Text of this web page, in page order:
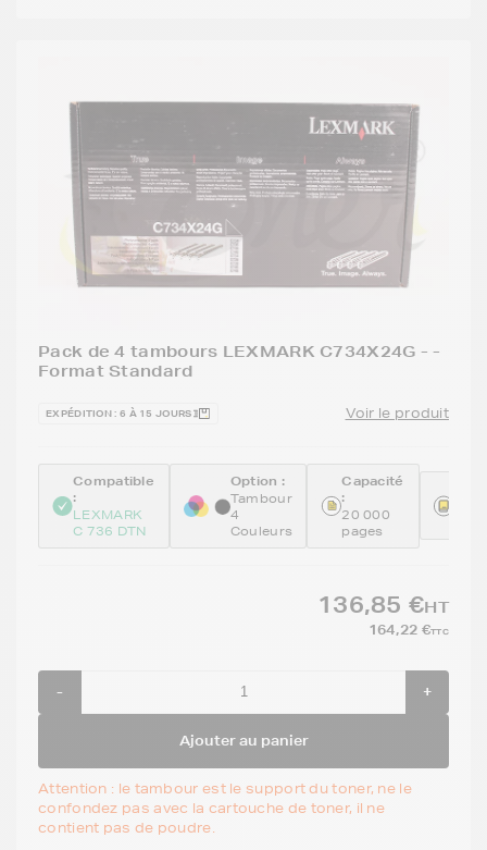
Pack de 4 tambours LEXMARK C734X24G - -
Format Standard
EXPÉDITION : 6 À 15 JOURS Voir le produit
Compatible
:
LEXMARK
C 736 DTN
Option :
Tambour
4
Couleurs
Capacité
:
20 000
pages
136,85 €HT
164,22 €TTC
- +
Ajouter au panier
Attention : le tambour est le support du toner, ne le
confondez pas avec la cartouche de toner, il ne
contient pas de poudre.